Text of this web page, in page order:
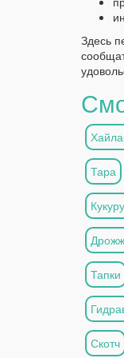
Здесь
Тара
Тапки
Скотч